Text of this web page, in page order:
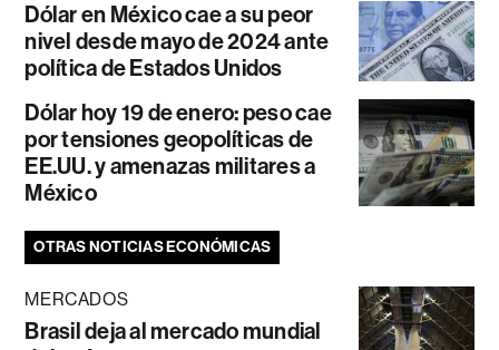
Dólar en México cae a su peor
nivel desde mayo de 2024 ante
política de Estados Unidos
Dólar hoy 19 de enero: peso cae
por tensiones geopolíticas de
EE.UU. y amenazas militares a
México
OTRAS NOTICIAS ECONÓMICAS
MERCADOS
Brasil deja al mercado mundial